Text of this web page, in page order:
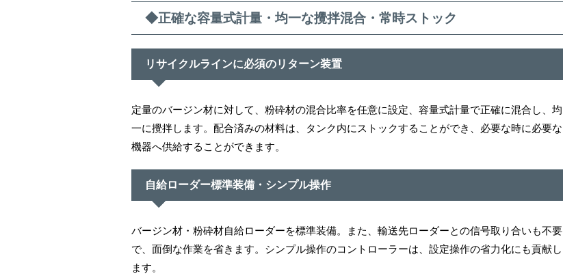
◆正確な容量式計量・均一な攪拌混合・常時ストック
リサイクルラインに必須のリターン装置
定量のバージン材に対して、粉砕材の混合比率を任意に設定、容量式計量で正確に混合し、均
一に攪拌します。配合済みの材料は、タンク内にストックすることができ、必要な時に必要な
機器へ供給することができます。
自給ローダー標準装備・シンプル操作
バージン材・粉砕材自給ローダーを標準装備。また、輸送先ローダーとの信号取り合いも不要
で、面倒な作業を省きます。シンプル操作のコントローラーは、設定操作の省力化にも貢献し
ます。